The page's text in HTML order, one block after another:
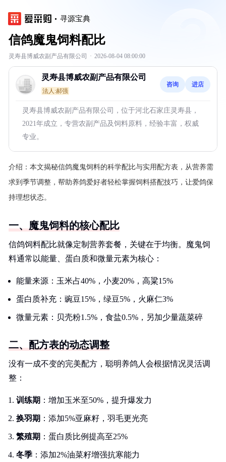
寻源宝典
信鸽魔鬼饲料配比
灵寿县博威农副产品有限公司 · 2026-08-04 08:00:00
灵寿县博威农副产品有限公司
法人:郝强
咨询 进店
灵寿县博威农副产品有限公司，位于河北石家庄灵寿县，
2021年成立，专营农副产品及饲料原料，经验丰富，权威
专业。
介绍： 本文揭秘信鸽魔鬼饲料的科学配比与实用配方表，从营养需
求到季节调整，帮助养鸽爱好者轻松掌握饲料搭配技巧，让爱鸽保
持理想状态。
一、魔鬼饲料的核心配比
信鸽饲料配比就像定制营养套餐，关键在于均衡。魔鬼饲
料通常以能量、蛋白质和微量元素为核心：
能量来源：玉米占40%，小麦20%，高粱15%
蛋白质补充：豌豆15%，绿豆5%，火麻仁3%
微量元素：贝壳粉1.5%，食盐0.5%，另加少量蔬菜碎
二、配方表的动态调整
没有一成不变的完美配方，聪明养鸽人会根据情况灵活调
整：
训练期 ：增加玉米至50%，提升爆发力
换羽期 ：添加5%亚麻籽，羽毛更光亮
繁殖期 ：蛋白质比例提高至25%
冬季 ：添加2%油菜籽增强抗寒能力